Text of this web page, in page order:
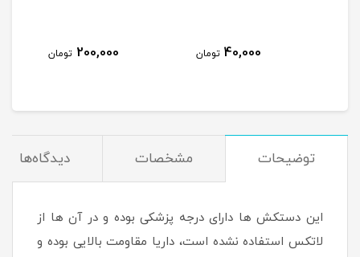
40,000 تومان 200,000 تومان
توضیحات مشخصات دیدگاه‌ها
این دستکش ها دارای درجه پزشکی بوده و در آن ها از
لاتکس استفاده نشده است، داریا مقاومت بالایی بوده و